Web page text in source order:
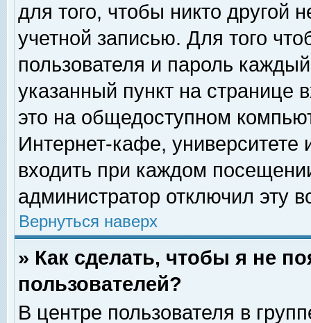
для того, чтобы никто другой
учетной записью. Для того
пользователя и пароль
указанный пункт на
это на общедоступном
Интернет-кафе, университете
входить при каждом
администратор отключил эту
Вернуться наверх
» Как сделать, чтобы я не
пользователей?
В центре пользователя в